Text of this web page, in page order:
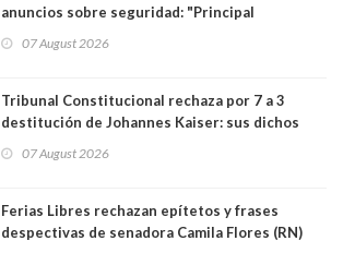
anuncios sobre seguridad: "Principal
perseguir ruta del dinero y levantar secreto
07 August 2026
Tribunal Constitucional rechaza por 7 a 3
destitución de Johannes Kaiser: sus dichos
justicia constitucional porque no es diputado
07 August 2026
Ferias Libres rechazan epítetos y frases
despectivas de senadora Camila Flores (RN)